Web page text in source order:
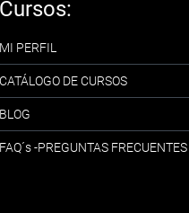
Cursos:
MI PERFIL
CATÁLOGO DE CURSOS
BLOG
FAQ´s -PREGUNTAS FRECUENTES